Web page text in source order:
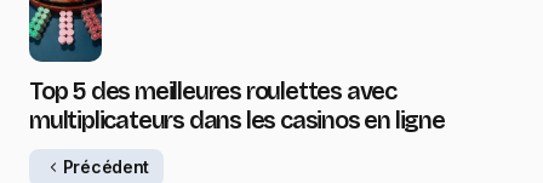
Top 5 des meilleures roulettes avec
multiplicateurs dans les casinos en ligne
Précédent